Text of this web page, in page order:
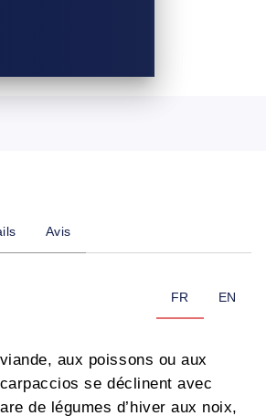
Avis
FR EN
aux poissons ou aux
se déclinent avec
de légumes d’hiver aux noix,